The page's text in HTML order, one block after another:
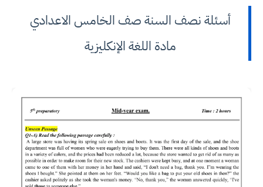
أسئلة نصف السنة صف الخامس الاعدادي
مادة اللغة الإنكليزية